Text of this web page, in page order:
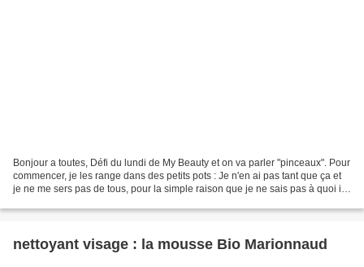
Bonjour a toutes, Défi du lundi de My Beauty et on va parler "pinceaux". Pour
commencer, je les range dans des petits pots : Je n'en ai pas tant que ça et
je ne me sers pas de tous, pour la simple raison que je ne sais pas à quoi ils
nettoyant visage : la mousse Bio Marionnaud